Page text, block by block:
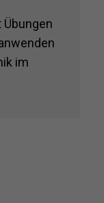
im